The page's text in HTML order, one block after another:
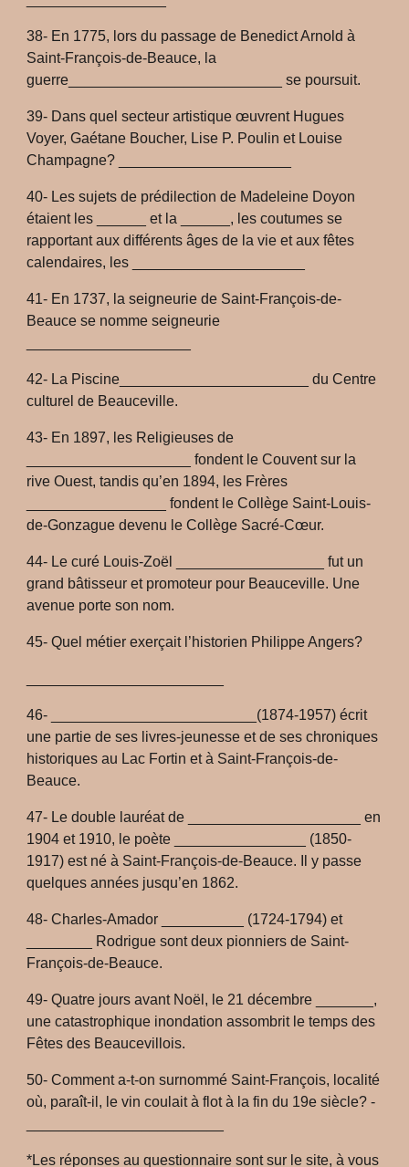
38- En 1775, lors du passage de Benedict Arnold à
Saint-François-de-Beauce, la
guerre__________________________ se poursuit.
39- Dans quel secteur artistique œuvrent Hugues
Voyer, Gaétane Boucher, Lise P. Poulin et Louise
Champagne? _____________________
40- Les sujets de prédilection de Madeleine Doyon
étaient les ______ et la ______, les coutumes se
rapportant aux différents âges de la vie et aux fêtes
calendaires, les _____________________
41- En 1737, la seigneurie de Saint-François-de-
Beauce se nomme seigneurie
42- La Piscine_______________________ du Centre
culturel de Beauceville.
43- En 1897, les Religieuses de
____________________ fondent le Couvent sur la
rive Ouest, tandis qu’en 1894, les Frères
_________________ fondent le Collège Saint-Louis-
de-Gonzague devenu le Collège Sacré-Cœur.
44- Le curé Louis-Zoël __________________ fut un
grand bâtisseur et promoteur pour Beauceville. Une
avenue porte son nom.
45- Quel métier exerçait l’historien Philippe Angers?
46- _________________________(1874-1957) écrit
une partie de ses livres-jeunesse et de ses chroniques
historiques au Lac Fortin et à Saint-François-de-
Beauce.
47- Le double lauréat de _____________________ en
1904 et 1910, le poète ________________ (1850-
1917) est né à Saint-François-de-Beauce. Il y passe
quelques années jusqu’en 1862.
48- Charles-Amador __________ (1724-1794) et
________ Rodrigue sont deux pionniers de Saint-
François-de-Beauce.
49- Quatre jours avant Noël, le 21 décembre _______,
une catastrophique inondation assombrit le temps des
Fêtes des Beaucevillois.
50- Comment a-t-on surnommé Saint-François, localité
où, paraît-il, le vin coulait à flot à la fin du 19e siècle? ­­­­­­­­­­­­
*Les réponses au questionnaire sont sur le site, à vous